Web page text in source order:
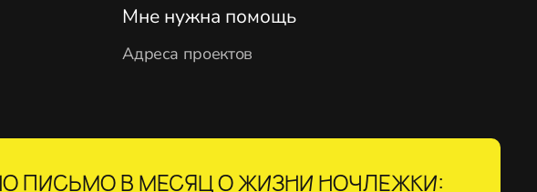
Мне нужна помощь
Адреса проектов
ПИСЬМО В МЕСЯЦ О ЖИЗНИ НОЧЛЕЖКИ: